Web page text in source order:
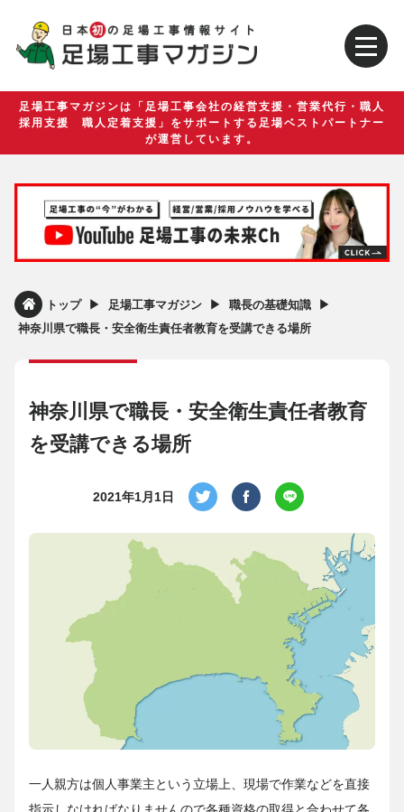
足場工事マガジンは「足場工事会社の経営支援・営業代行・職人
採用支援 職人定着支援」をサポートする足場ベストパートナー
が運営しています。
トップ ▶︎ 足場工事マガジン ▶︎ 職長の基礎知識 ▶︎
神奈川県で職長・安全衛生責任者教育を受講できる場所
神奈川県で職長・安全衛生責任者教育
を受講できる場所
2021年1月1日
一人親方は個人事業主という立場上、現場で作業などを直接